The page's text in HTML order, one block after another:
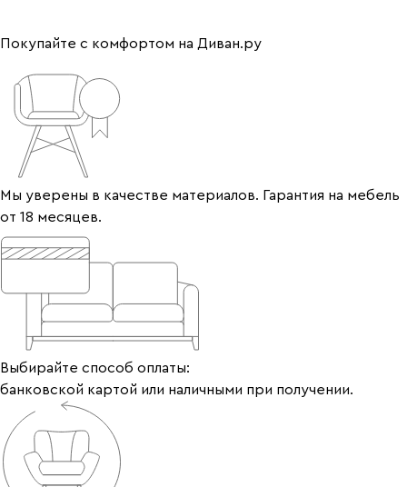
Покупайте с комфортом на Диван.ру
Мы уверены в качестве материалов. Гарантия на мебель
от 18 месяцев.
Выбирайте способ оплаты:
банковской картой или наличными при получении.